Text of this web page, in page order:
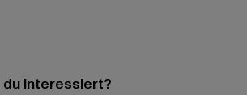
interessiert?